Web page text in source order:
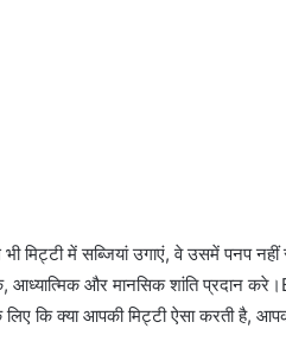
मिट्टी में सब्जियां उगाएं, वे उसमें पनप
आध्यात्मिक और मानसिक शांति
कि क्या आपकी मिट्टी ऐसा करती है,